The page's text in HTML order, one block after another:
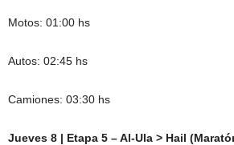
Motos: 01:00 hs
Autos: 02:45 hs
Camiones: 03:30 hs
Jueves 8 | Etapa 5 – Al-Ula > Hail